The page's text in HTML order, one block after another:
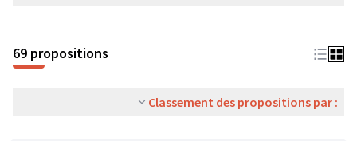
69 propositions
Classement des propositions par :